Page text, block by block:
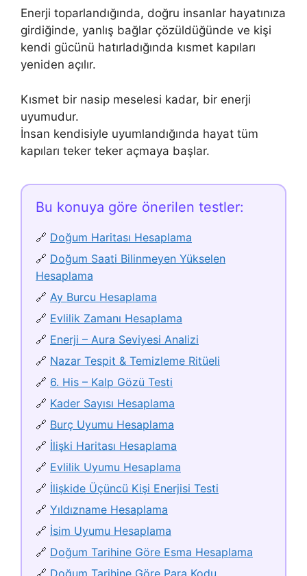
Enerji toparlandığında, doğru insanlar hayatınıza
girdiğinde, yanlış bağlar çözüldüğünde ve kişi
kendi gücünü hatırladığında kısmet kapıları
yeniden açılır.
Kısmet bir nasip meselesi kadar, bir enerji
uyumudur.
İnsan kendisiyle uyumlandığında hayat tüm
kapıları teker teker açmaya başlar.
Bu konuya göre önerilen testler:
🔗 Doğum Haritası Hesaplama
🔗 Doğum Saati Bilinmeyen Yükselen
Hesaplama
🔗 Ay Burcu Hesaplama
🔗 Evlilik Zamanı Hesaplama
🔗 Enerji – Aura Seviyesi Analizi
🔗 Nazar Tespit & Temizleme Ritüeli
🔗 6. His – Kalp Gözü Testi
🔗 Kader Sayısı Hesaplama
🔗 Burç Uyumu Hesaplama
🔗 İlişki Haritası Hesaplama
🔗 Evlilik Uyumu Hesaplama
🔗 İlişkide Üçüncü Kişi Enerjisi Testi
🔗 Yıldızname Hesaplama
🔗 İsim Uyumu Hesaplama
🔗 Doğum Tarihine Göre Esma Hesaplama
🔗 Doğum Tarihine Göre Para Kodu